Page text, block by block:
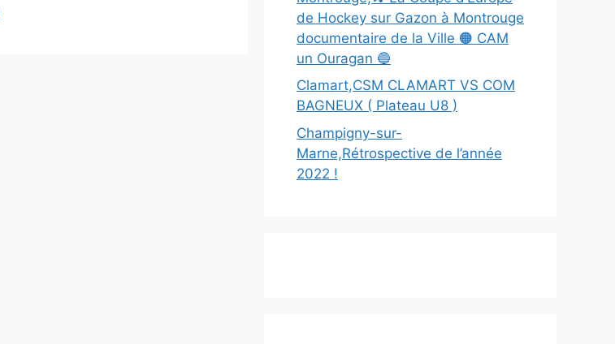
de Hockey sur Gazon à Montrouge
documentaire de la Ville 🟠 CAM
un Ouragan 🔵
Clamart,CSM CLAMART VS COM
BAGNEUX ( Plateau U8 )
Champigny-sur-
Marne,Rétrospective de l’année
2022 !